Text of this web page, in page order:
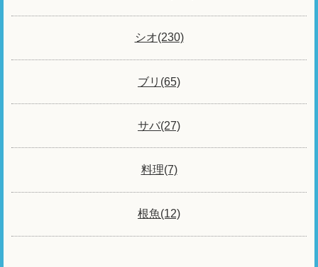
シオ(230)
ブリ(65)
サバ(27)
料理(7)
根魚(12)